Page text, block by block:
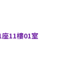
11樓01室